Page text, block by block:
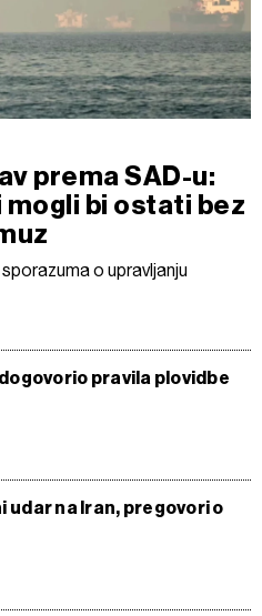
prema SAD-u:
bi ostati bez
o upravljanju
pravila plovidbe
na Iran, pregovori o